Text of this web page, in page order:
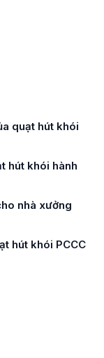
quạt hút khói
hút khói hành
nhà xưởng
hút khói PCCC